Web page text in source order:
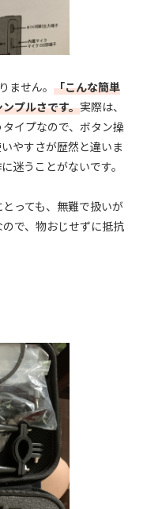
ません。 「こんな簡単
プルさです。実際は、
イプなので、ボタン操
やすさが歴然と違いま
迷うことがないです。
っても、無難で扱いが
で、物おじせずに抵抗